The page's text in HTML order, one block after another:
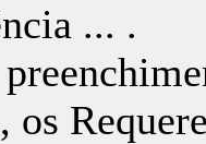
... .
os